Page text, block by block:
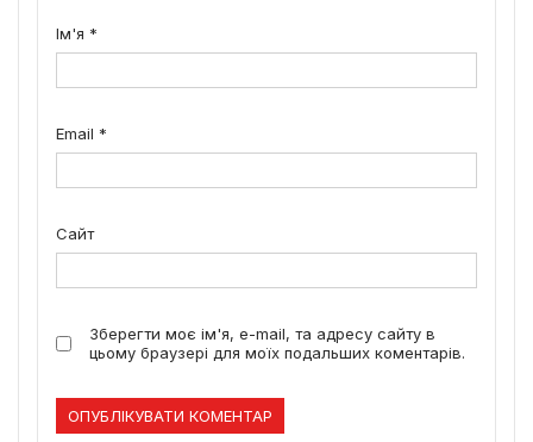
Ім'я *
Email *
Сайт
Зберегти моє ім'я, e-mail, та адресу сайту в
цьому браузері для моїх подальших коментарів.